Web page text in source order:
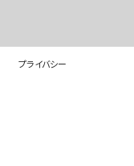
プライバシー